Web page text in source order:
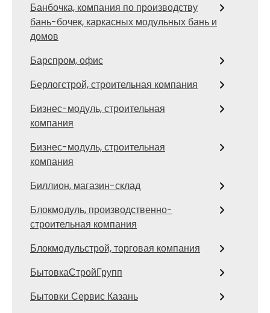
Банбочка, компания по производству
бань-бочек, каркасных модульных бань и
домов
Барспром, офис
Берлогстрой, строительная компания
Бизнес-модуль, строительная
компания
Бизнес-модуль, строительная
компания
Биллион, магазин-склад
Блокмодуль, производственно-
строительная компания
Блокмодульстрой, торговая компания
БытовкаСтройГрупп
Бытовки Сервис Казань